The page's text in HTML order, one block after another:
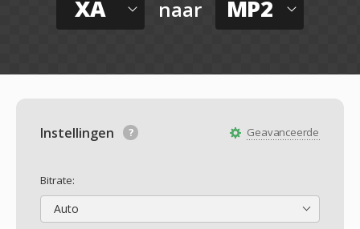
XA naar MP2
Geavanceerde
Instellingen
Bitrate:
Auto